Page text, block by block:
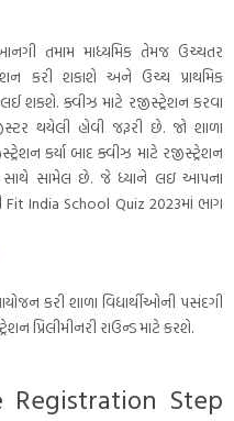
તમામ માધ્યમિક તેમજ ઉચ્ચતર
કરી શકાશે અને ઉચ્ચ પ્રાથમિક
શકશે. ક્વીઝ માટે રજીસ્ટ્રેશન કરવા
થયેલી હોવી જરૂરી છે. જો શાળા
કર્યા બાદ ક્વીઝ માટે રજીસ્ટ્રેશન
આ સાથે સામેલ છે. જે ધ્યાને લઇ આપના
India School Quiz 2023માં ભાગ
કરી શાળા વિદ્યાર્થીઓની પસંદગી
પ્રિલીમીનરી રાઉન્ડ માટે કરશે.
Step